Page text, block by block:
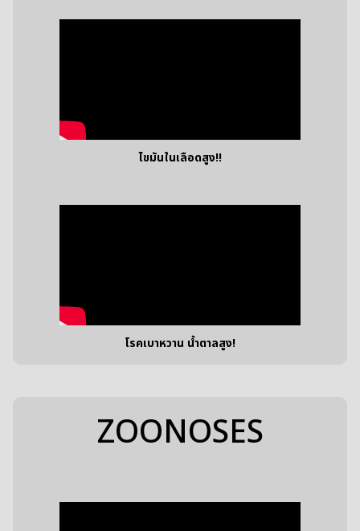
ไขมันในเลือดสูง!!
โรคเบาหวาน น้ำตาลสูง!
ZOONOSES